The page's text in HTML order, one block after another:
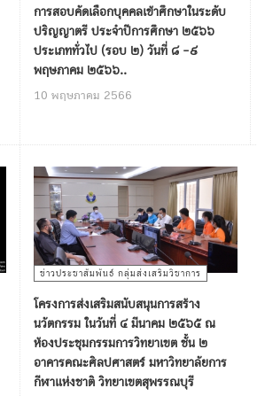
การสอบคัดเลือกบุคคลเข้าศึกษาในระดับ
ปริญญาตรี ประจำปีการศึกษา ๒๕๖๖
ประเภททั่วไป (รอบ ๒) วันที่ ๘ -๙
พฤษภาคม ๒๕๖๖..
10 พฤษภาคม 2566
ข่าวประชาสัมพันธ์ กลุ่มส่งเสริมวิชาการ
โครงการส่งเสริมสนับสนุนการสร้าง
นวัตกรรม ในวันที่ ๔ มีนาคม ๒๕๖๕ ณ
ห้องประชุมกรรมการวิทยาเขต ชั้น ๒
อาคารคณะศิลปศาสตร์ มหาวิทยาลัยการ
กีฬาแห่งชาติ วิทยาเขตสุพรรณบุรี